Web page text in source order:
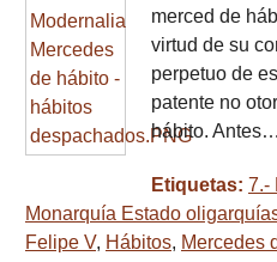
merced de
virtud de su
perpetuo de
patente no
hábito. Antes…
Etiquetas: 7.-
Monarquía Estado
Felipe V, Hábitos, Mercedes